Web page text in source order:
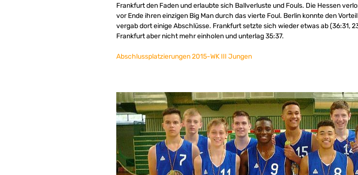
Frankfurt den Faden und erlaubte sich Ballverluste und Fouls. Die Hessen
vor Ende ihren einzigen Big Man durch das vierte Foul. Berlin konnte den
vergab dort einige Abschlüsse. Frankfurt setzte sich wieder etwas ab (36:31,
Frankfurt aber nicht mehr einholen und unterlag 35:37.
Abschlussplatzierungen 2015-WK III Jungen